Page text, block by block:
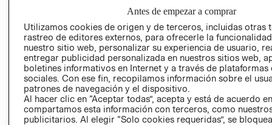
POLÍTICA
EMPRESARIAL
CONDICIONES
AVISO DE
PRIVACIDAD
GIFT CARD
AVISO DE
Antes de empezar a comprar
Utilizamos cookies de origen y de terceros, incluidas otras
rastreo de editores externos, para ofrecerle la
nuestro sitio web, personalizar su experiencia de usuario,
entregar publicidad personalizada en nuestros sitios web,
boletines informativos en Internet y a través de plataformas
sociales. Con ese fin, recopilamos información sobre el
patrones de navegación y el dispositivo.
Al hacer clic en “Aceptar todas”, acepta y está de acuerdo
compartamos esta información con terceros, como
publicitarios. Al elegir “Solo cookies requeridas”, se